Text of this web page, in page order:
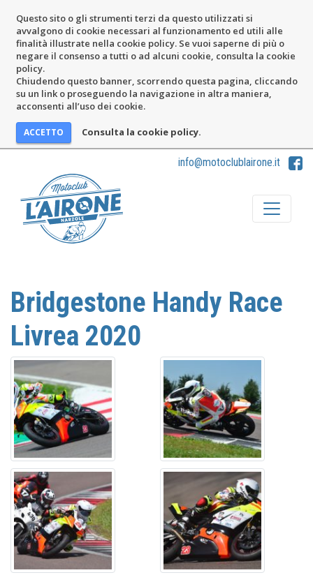
Questo sito o gli strumenti terzi da questo utilizzati si
avvalgono di cookie necessari al funzionamento ed utili alle
finalità illustrate nella cookie policy. Se vuoi saperne di più o
negare il consenso a tutti o ad alcuni cookie, consulta la cookie
policy.
Chiudendo questo banner, scorrendo questa pagina, cliccando
su un link o proseguendo la navigazione in altra maniera,
acconsenti all’uso dei cookie.
Consulta la cookie policy.
info@motoclublairone.it
Bridgestone Handy Race
Livrea 2020